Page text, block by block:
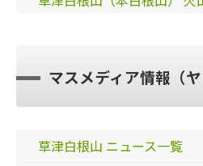
マスメディア情報（ヤ
草津白根山 ニュース一覧